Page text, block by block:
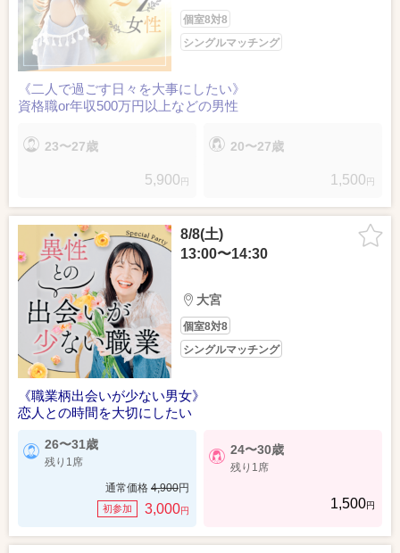
個室8対8
シングルマッチング
《二人で過ごす日々を大事にしたい》
資格職or年収500万円以上などの男性
23〜27歳
5,900 円
20〜27歳
1,500 円
8/8(土)
13:00〜14:30
大宮
個室8対8
シングルマッチング
《職業柄出会いが少ない男女》
恋人との時間を大切にしたい
26〜31歳
残り1席
通常価格 4,900円
初参加 3,000円
24〜30歳
残り1席
1,500円